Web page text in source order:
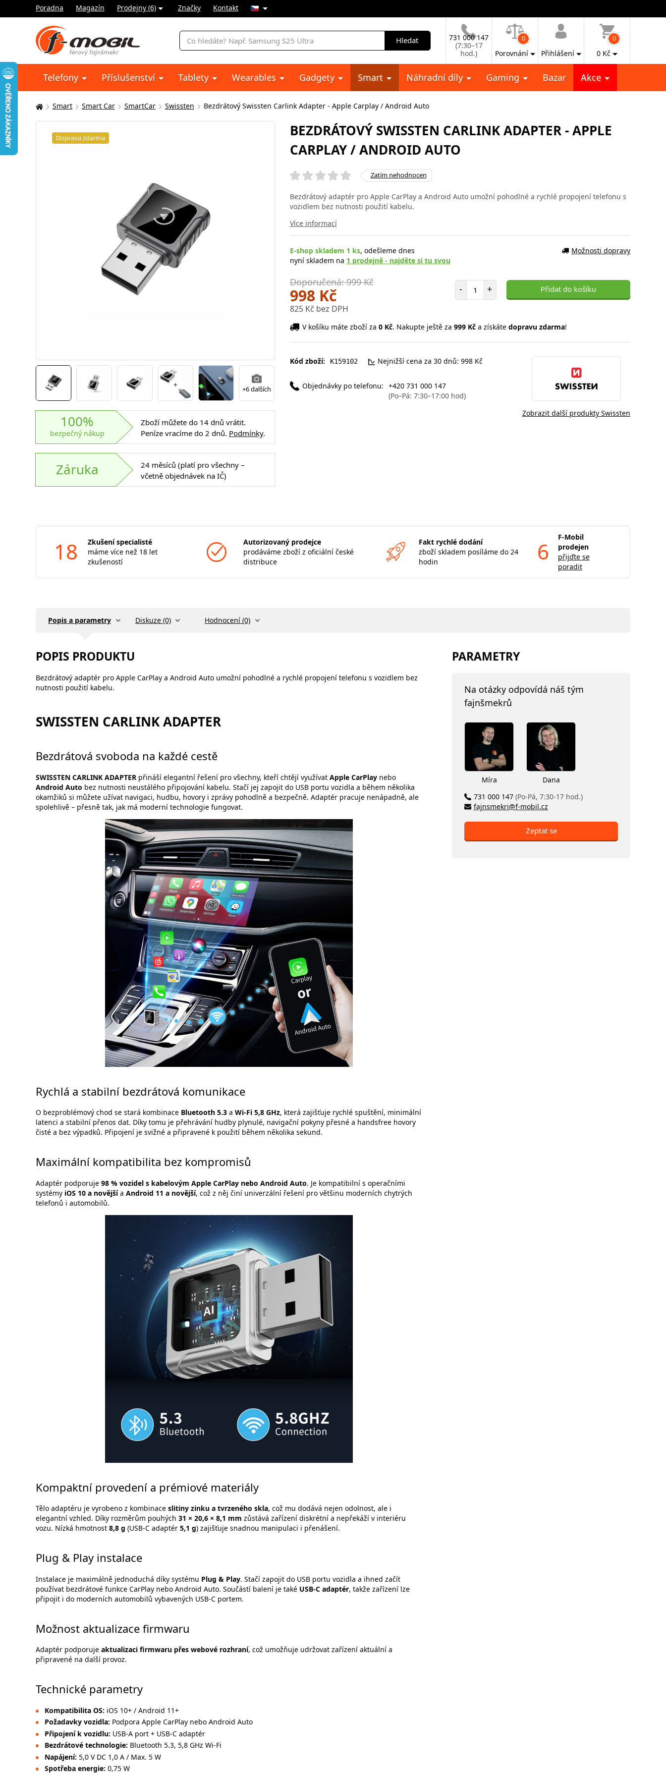
Poradna Magazín Prodejny (6) Značky Kontakt
Vyhledávání
Hledat
731 000 147
(7:30–17
hod.)
0
Porovnání Přihlášení
0
0 Kč
Telefony Příslušenství Tablety Wearables Gadgety Smart Náhradní díly Gaming Bazar Akce
Zde
se
Smart Smart Car SmartCar Swissten Bezdrátový Swissten Carlink Adapter - Apple Carplay / Android Auto
Doprava zdarma
+6 dalších
100%
bezpečný nákup
Zboží můžete do 14 dnů vrátit.
Peníze vracíme do 2 dnů. Podmínky.
Záruka
24 měsíců (platí pro všechny –
včetně objednávek na IČ)
BEZDRÁTOVÝ SWISSTEN CARLINK ADAPTER - APPLE
CARPLAY / ANDROID AUTO
Zatím nehodnocen
Bezdrátový adaptér pro Apple CarPlay a Android Auto umožní pohodlné a rychlé propojení telefonu s
vozidlem bez nutnosti použití kabelu.
Více informací
E-shop skladem 1 ks, odešleme dnes
nyní skladem na 1 prodejně - najděte si tu svou
Možnosti dopravy
Doporučená: 999 Kč
998 Kč
825 Kč bez DPH
- Počet položek
+ Přidat do košíku
V košíku máte zboží za 0 Kč. Nakupte ještě za 999 Kča získáte dopravu zdarma!
Kód zboží: K159102 Nejnižší cena za 30 dnů: 998 Kč
Objednávky po telefonu: +420 731 000 147
(Po–Pá: 7:30–17:00 hod)
Zobrazit další produkty Swissten
18
Zkušení specialisté
máme více než 18 let
zkušeností
Autorizovaný prodejce
prodáváme zboží z oficiální české
distribuce
Fakt rychlé dodání
zboží skladem posíláme do 24
hodin
6
F-Mobil
prodejen
přijďte se
poradit
Popis a parametry Diskuze (0) Hodnocení (0)
POPIS PRODUKTU
Bezdrátový adaptér pro Apple CarPlay a Android Auto umožní pohodlné a rychlé propojení telefonu s vozidlem bez
nutnosti použití kabelu.
SWISSTEN CARLINK ADAPTER
Bezdrátová svoboda na každé cestě
SWISSTEN CARLINK ADAPTER přináší elegantní řešení pro všechny, kteří chtějí využívat Apple CarPlay nebo
Android Auto bez nutnosti neustálého připojování kabelu. Stačí jej zapojit do USB portu vozidla a během několika
okamžiků si můžete užívat navigaci, hudbu, hovory i zprávy pohodlně a bezpečně. Adaptér pracuje nenápadně, ale
spolehlivě – přesně tak, jak má moderní technologie fungovat.
Rychlá a stabilní bezdrátová komunikace
O bezproblémový chod se stará kombinace Bluetooth 5.3 a Wi-Fi 5,8 GHz, která zajišťuje rychlé spuštění, minimální
latenci a stabilní přenos dat. Díky tomu je přehrávání hudby plynulé, navigační pokyny přesné a handsfree hovory
čisté a bez výpadků. Připojení je svižné a připravené k použití během několika sekund.
Maximální kompatibilita bez kompromisů
Adaptér podporuje 98 % vozidel s kabelovým Apple CarPlay nebo Android Auto. Je kompatibilní s operačními
systémy iOS 10 a novějšía Android 11 a novější, což z něj činí univerzální řešení pro většinu moderních chytrých
telefonů i automobilů.
Kompaktní provedení a prémiové materiály
Tělo adaptéru je vyrobeno z kombinace slitiny zinku a tvrzeného skla, což mu dodává nejen odolnost, ale i
elegantní vzhled. Díky rozměrům pouhých 31 × 20,6 × 8,1 mm zůstává zařízení diskrétní a nepřekáží v interiéru
vozu. Nízká hmotnost 8,8 g (USB-C adaptér 5,1 g) zajišťuje snadnou manipulaci i přenášení.
Plug & Play instalace
Instalace je maximálně jednoduchá díky systému Plug & Play. Stačí zapojit do USB portu vozidla a ihned začít
používat bezdrátové funkce CarPlay nebo Android Auto. Součástí balení je také USB-C adaptér, takže zařízení lze
připojit i do moderních automobilů vybavených USB-C portem.
Možnost aktualizace firmwaru
Adaptér podporuje aktualizaci firmwaru přes webové rozhraní, což umožňuje udržovat zařízení aktuální a
připravené na další provoz.
Technické parametry
Kompatibilita OS: iOS 10+ / Android 11+
Požadavky vozidla: Podpora Apple CarPlay nebo Android Auto
Připojení k vozidlu: USB-A port + USB-C adaptér
Bezdrátové technologie: Bluetooth 5.3, 5,8 GHz Wi-Fi
Napájení: 5,0 V DC 1,0 A / Max. 5 W
Spotřeba energie: 0,75 W
PARAMETRY
Na otázky odpovídá náš tým
fajnšmekrů
Míra
Dana
731 000 147 (Po-Pá, 7:30-17 hod.)
fajnsmekri@f-mobil.cz
Zeptat se